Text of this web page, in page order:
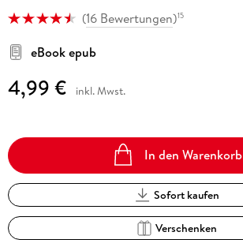
(16 Bewertungen)15
eBook epub
4,99 € inkl. Mwst.
In den Warenkorb
Sofort kaufen
Verschenken